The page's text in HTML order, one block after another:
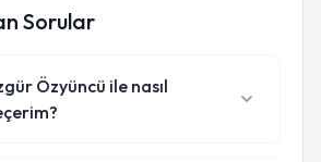
Sorular
Özyüncü ile nasıl